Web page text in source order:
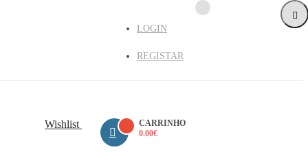
LOGIN
REGISTAR
Wishlist
CARRINHO
0.00€